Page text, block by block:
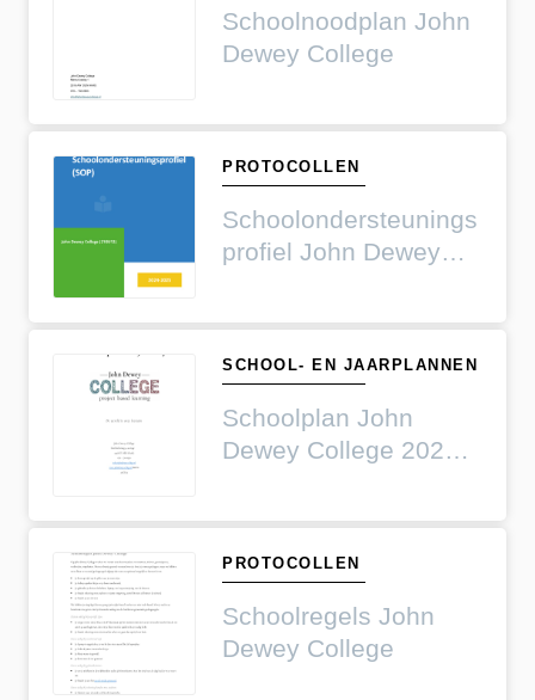
Schoolnoodplan John
Dewey College
PROTOCOLLEN
Schoolondersteunings
profiel John Dewey
SCHOOL- EN JAARPLANNEN
Schoolplan John
Dewey College 2023-
PROTOCOLLEN
Schoolregels John
Dewey College